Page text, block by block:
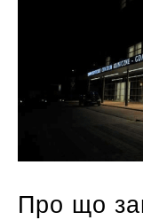
Про що